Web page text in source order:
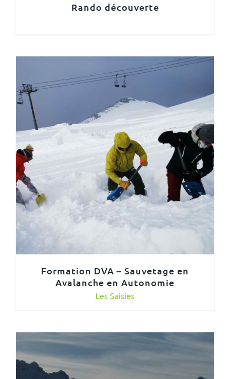
Rando découverte
Formation DVA – Sauvetage en
Avalanche en Autonomie
Les Saisies